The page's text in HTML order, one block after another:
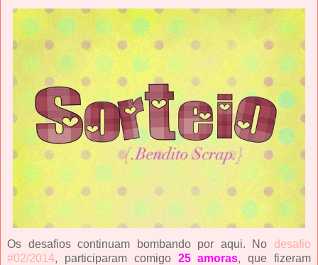
Os desafios continuam bombando por aqui. No desafio
#02/2014, participaram comigo 25 amoras, que fizeram